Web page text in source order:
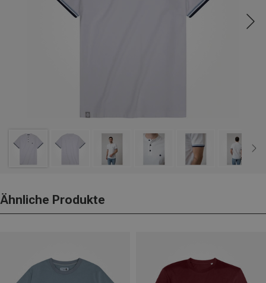
Ähnliche Produkte